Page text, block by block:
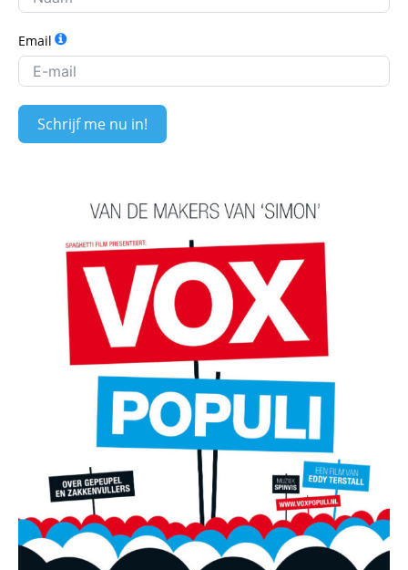
Email
Schrijf me nu in!